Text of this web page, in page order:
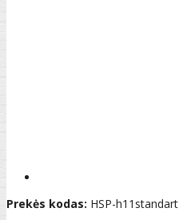
Prekės kodas: HSP-h11standart